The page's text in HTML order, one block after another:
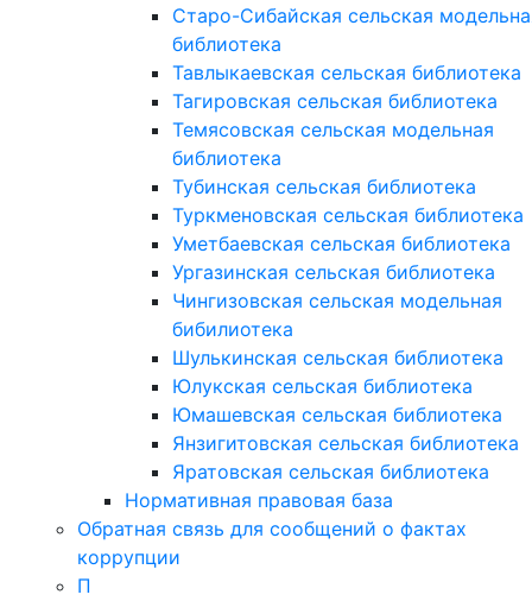
Старо-Сибайская сельская
библиотека
Тавлыкаевская сельская библиотека
Тагировская сельская библиотека
Темясовская сельская модельная
библиотека
Тубинская сельская библиотека
Туркменовская сельская библиотека
Уметбаевская сельская библиотека
Ургазинская сельская библиотека
Чингизовская сельская модельная
бибилиотека
Шулькинская сельская библиотека
Юлукская сельская библиотека
Юмашевская сельская библиотека
Янзигитовская сельская библиотека
Яратовская сельская библиотека
Нормативная правовая база
Обратная связь для сообщений о фактах
коррупции
П